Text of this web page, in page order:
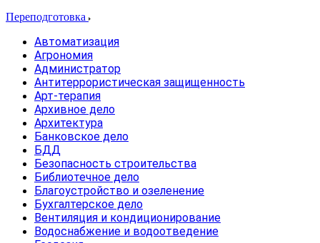
Переподготовка
Автоматизация
Агрономия
Администратор
Антитеррористическая защищенность
Арт-терапия
Архивное дело
Архитектура
Банковское дело
БДД
Безопасность строительства
Библиотечное дело
Благоустройство и озеленение
Бухгалтерское дело
Вентиляция и кондиционирование
Водоснабжение и водоотведение